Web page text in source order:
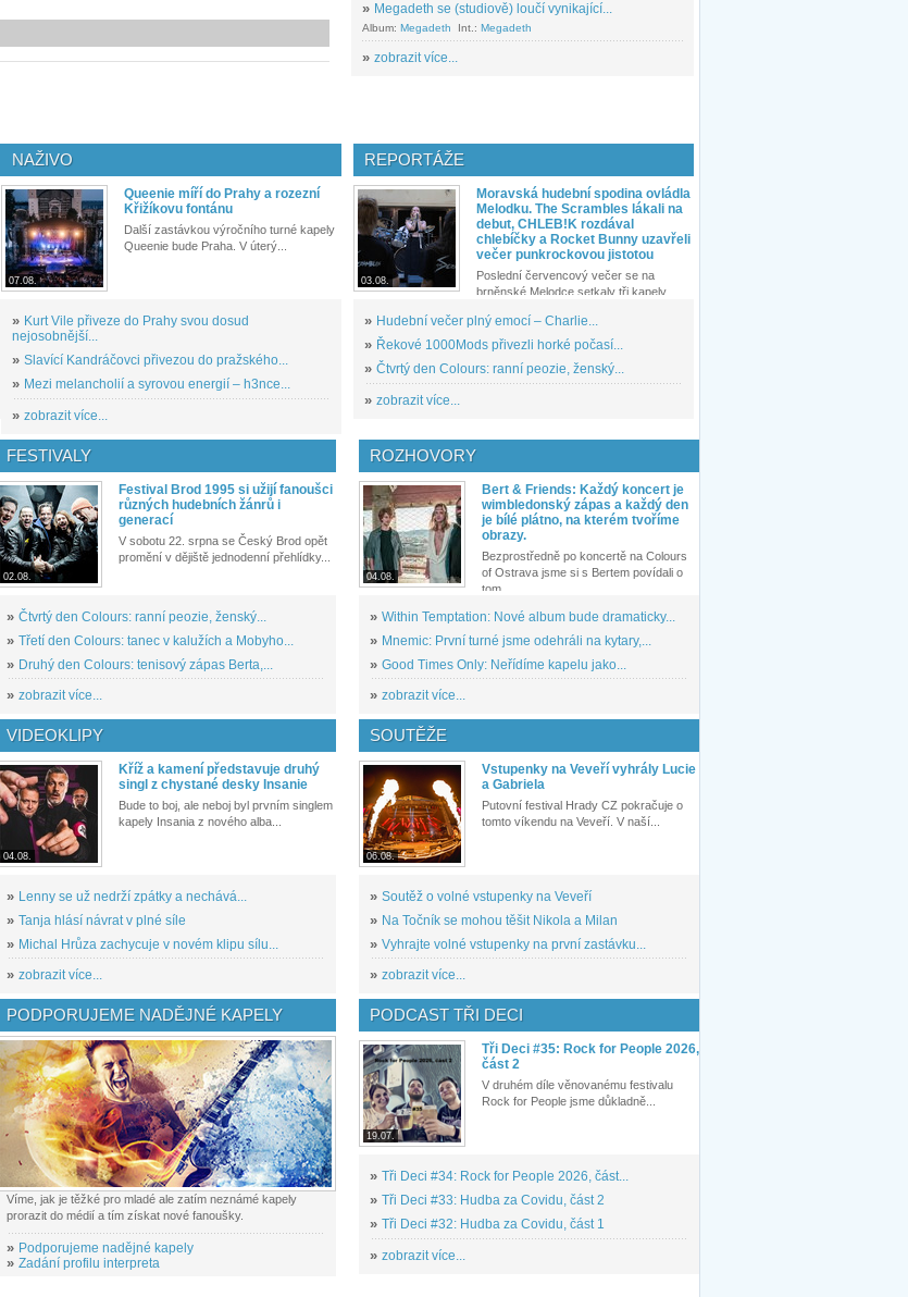
» Megadeth se (studiově) loučí vynikající...
Album: Megadeth Int.: Megadeth
» zobrazit více...
NAŽIVO
07.08.
Queenie míří do Prahy a rozezní
Křižíkovu fontánu
Další zastávkou výročního turné kapely
Queenie bude Praha. V úterý...
» Kurt Vile přiveze do Prahy svou dosud
nejosobnější...
» Slavící Kandráčovci přivezou do pražského...
» Mezi melancholií a syrovou energií – h3nce...
» zobrazit více...
REPORTÁŽE
03.08.
Moravská hudební spodina ovládla
Melodku. The Scrambles lákali na
debut, CHLEB!K rozdával
chlebíčky a Rocket Bunny uzavřeli
večer punkrockovou jistotou
Poslední červencový večer se na
brněnské Melodce setkaly tři kapely...
» Hudební večer plný emocí – Charlie...
» Řekové 1000Mods přivezli horké počasí...
» Čtvrtý den Colours: ranní peozie, ženský...
» zobrazit více...
FESTIVALY
02.08.
Festival Brod 1995 si užijí fanoušci
různých hudebních žánrů i
generací
V sobotu 22. srpna se Český Brod opět
promění v dějiště jednodenní přehlídky...
» Čtvrtý den Colours: ranní peozie, ženský...
» Třetí den Colours: tanec v kalužích a Mobyho...
» Druhý den Colours: tenisový zápas Berta,...
» zobrazit více...
ROZHOVORY
04.08.
Bert & Friends: Každý koncert je
wimbledonský zápas a každý den
je bílé plátno, na kterém tvoříme
obrazy.
Bezprostředně po koncertě na Colours
of Ostrava jsme si s Bertem povídali o
tom,...
» Within Temptation: Nové album bude dramaticky...
» Mnemic: První turné jsme odehráli na kytary,...
» Good Times Only: Neřídíme kapelu jako...
» zobrazit více...
VIDEOKLIPY
04.08.
Kříž a kamení představuje druhý
singl z chystané desky Insanie
Bude to boj, ale neboj byl prvním singlem
kapely Insania z nového alba...
» Lenny se už nedrží zpátky a nechává...
» Tanja hlásí návrat v plné síle
» Michal Hrůza zachycuje v novém klipu sílu...
» zobrazit více...
SOUTĚŽE
06.08.
Vstupenky na Veveří vyhrály Lucie
a Gabriela
Putovní festival Hrady CZ pokračuje o
tomto víkendu na Veveří. V naší...
» Soutěž o volné vstupenky na Veveří
» Na Točník se mohou těšit Nikola a Milan
» Vyhrajte volné vstupenky na první zastávku...
» zobrazit více...
PODPORUJEME NADĚJNÉ KAPELY
Víme, jak je těžké pro mladé ale zatím neznámé kapely
prorazit do médií a tím získat nové fanoušky.
» Podporujeme nadějné kapely
» Zadání profilu interpreta
PODCAST TŘI DECI
19.07.
Tři Deci #35: Rock for People 2026,
část 2
V druhém díle věnovanému festivalu
Rock for People jsme důkladně...
» Tři Deci #34: Rock for People 2026, část...
» Tři Deci #33: Hudba za Covidu, část 2
» Tři Deci #32: Hudba za Covidu, část 1
» zobrazit více...